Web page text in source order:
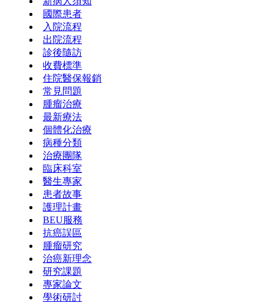
國際患者
入院流程
出院流程
診後隨訪
收費標準
住院醫保報銷
常見問題
腫瘤治療
最新療法
個體化治療
病種分類
治療團隊
臨床科室
醫生專家
患者故事
護理計畫
BEU服務
抗癌誤區
腫瘤研究
治癌新理念
研究課題
專家論文
學術研討